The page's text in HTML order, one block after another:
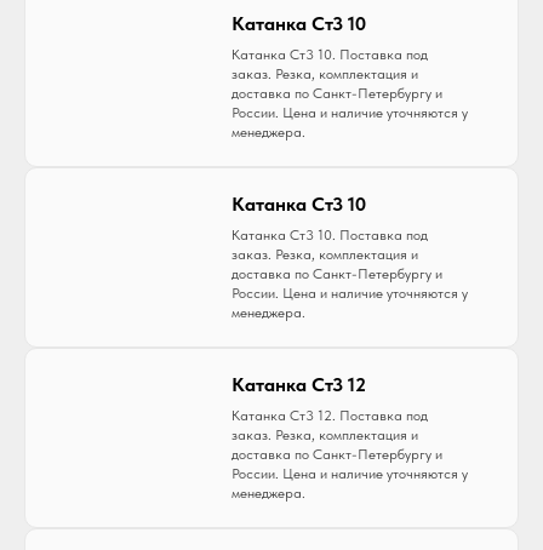
Катанка Ст3 10
Катанка Ст3 10. Поставка под
заказ. Резка, комплектация и
доставка по Санкт-Петербургу и
России. Цена и наличие уточняются у
менеджера.
Катанка Ст3 10
Катанка Ст3 10. Поставка под
заказ. Резка, комплектация и
доставка по Санкт-Петербургу и
России. Цена и наличие уточняются у
менеджера.
Катанка Ст3 12
Катанка Ст3 12. Поставка под
заказ. Резка, комплектация и
доставка по Санкт-Петербургу и
России. Цена и наличие уточняются у
менеджера.